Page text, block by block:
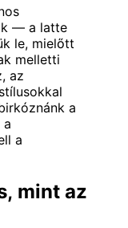
— a latte
le, mielőtt
melletti
az
a
a
a
mint az